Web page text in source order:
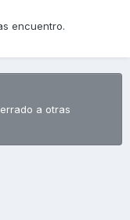
encuentro.
a otras